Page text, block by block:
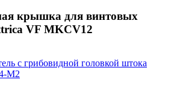
крышка для винтовых
VF MKCV12